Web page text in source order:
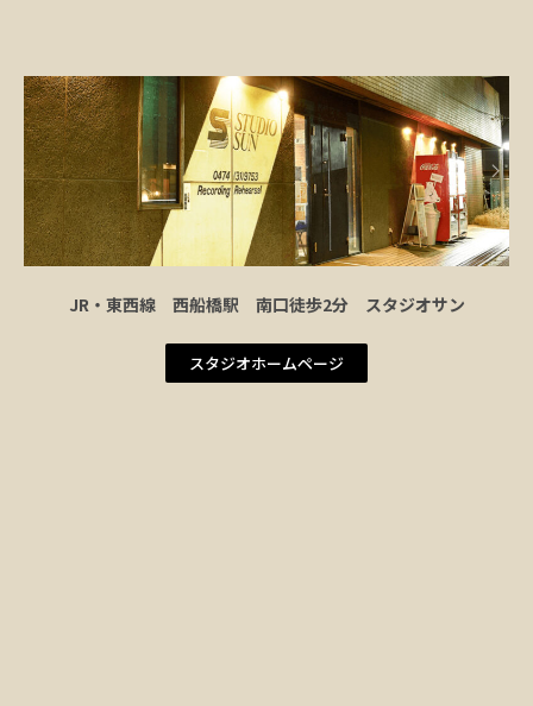
JR・東西線 西船橋駅 南口徒歩2分 スタジオサン
スタジオホームページ